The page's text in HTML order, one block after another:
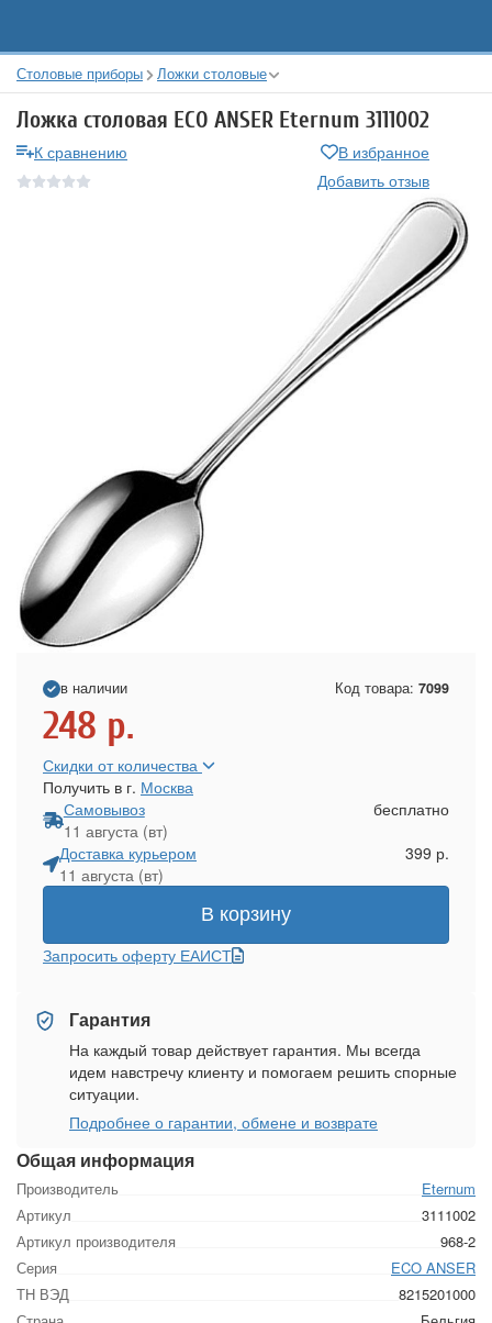
Столовые приборы Ложки столовые
Ложка столовая ECO ANSER Eternum 3111002
К сравнению
В избранное
Добавить отзыв
Общая информация
Производитель
Eternum
Артикул
3111002
Артикул производителя
968-2
Серия
ECO ANSER
ТН ВЭД
8215201000
в наличии Код товара: 7099
248 р.
Скидки от количества
Получить в г. Москва
Самовывоз
11 августа (вт)
бесплатно
Доставка курьером
11 августа (вт)
399 р.
В корзину
Запросить оферту ЕАИСТ
Гарантия
На каждый товар действует гарантия. Мы всегда
идем навстречу клиенту и помогаем решить спорные
ситуации.
Подробнее о гарантии, обмене и возврате